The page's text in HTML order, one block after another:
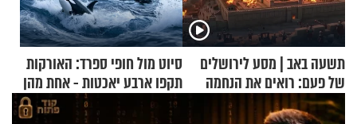
תשעה באב | מסע לירושלים
של פעם: רואים את הנחמה
סיוט מול חופי ספרד: האורקות
תקפו ארבע יאכטות - אחת מהן
טבעה